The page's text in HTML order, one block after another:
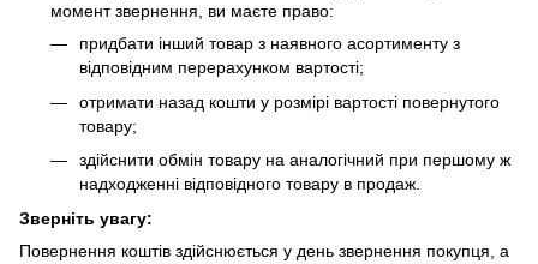
момент звернення, ви маєте право:
придбати інший товар з наявного асортименту з
відповідним перерахунком вартості;
отримати назад кошти у розмірі вартості повернутого
товару;
здійснити обмін товару на аналогічний при першому ж
надходженні відповідного товару в продаж.
Зверніть увагу:
Повернення коштів здійснюється у день звернення покупця, а